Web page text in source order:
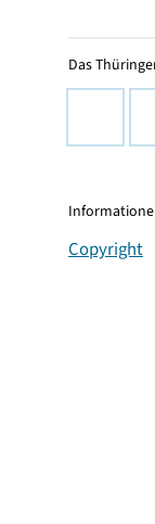
Das
Copyright